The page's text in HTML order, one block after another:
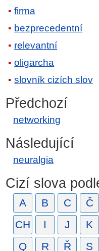
firma
bezprecedentní
relevantní
oligarcha
slovník cizích slov
Předchozí
networking
Následující
neuralgia
Cizí slova
A B C Č
CH
I J K
Q
R Ř S